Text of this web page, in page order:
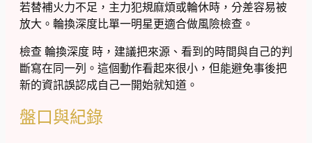
若替補火力不足，主力犯規麻煩或輪休時，分差容易被
放大。輪換深度比單一明星更適合做風險檢查。
檢查 輪換深度 時，建議把來源、看到的時間與自己的判
斷寫在同一列。這個動作看起來很小，但能避免事後把
新的資訊誤認成自己一開始就知道。
盤口與紀錄